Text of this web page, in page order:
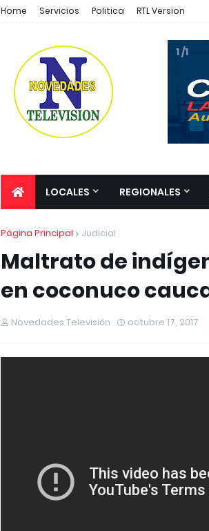
Home Servicios Politica RTL Version
1 /1
LOCALES REGIONALES
Página Principal Judicial
Maltrato de
en coconuco
Novedades Televisión octubre 17, 2017